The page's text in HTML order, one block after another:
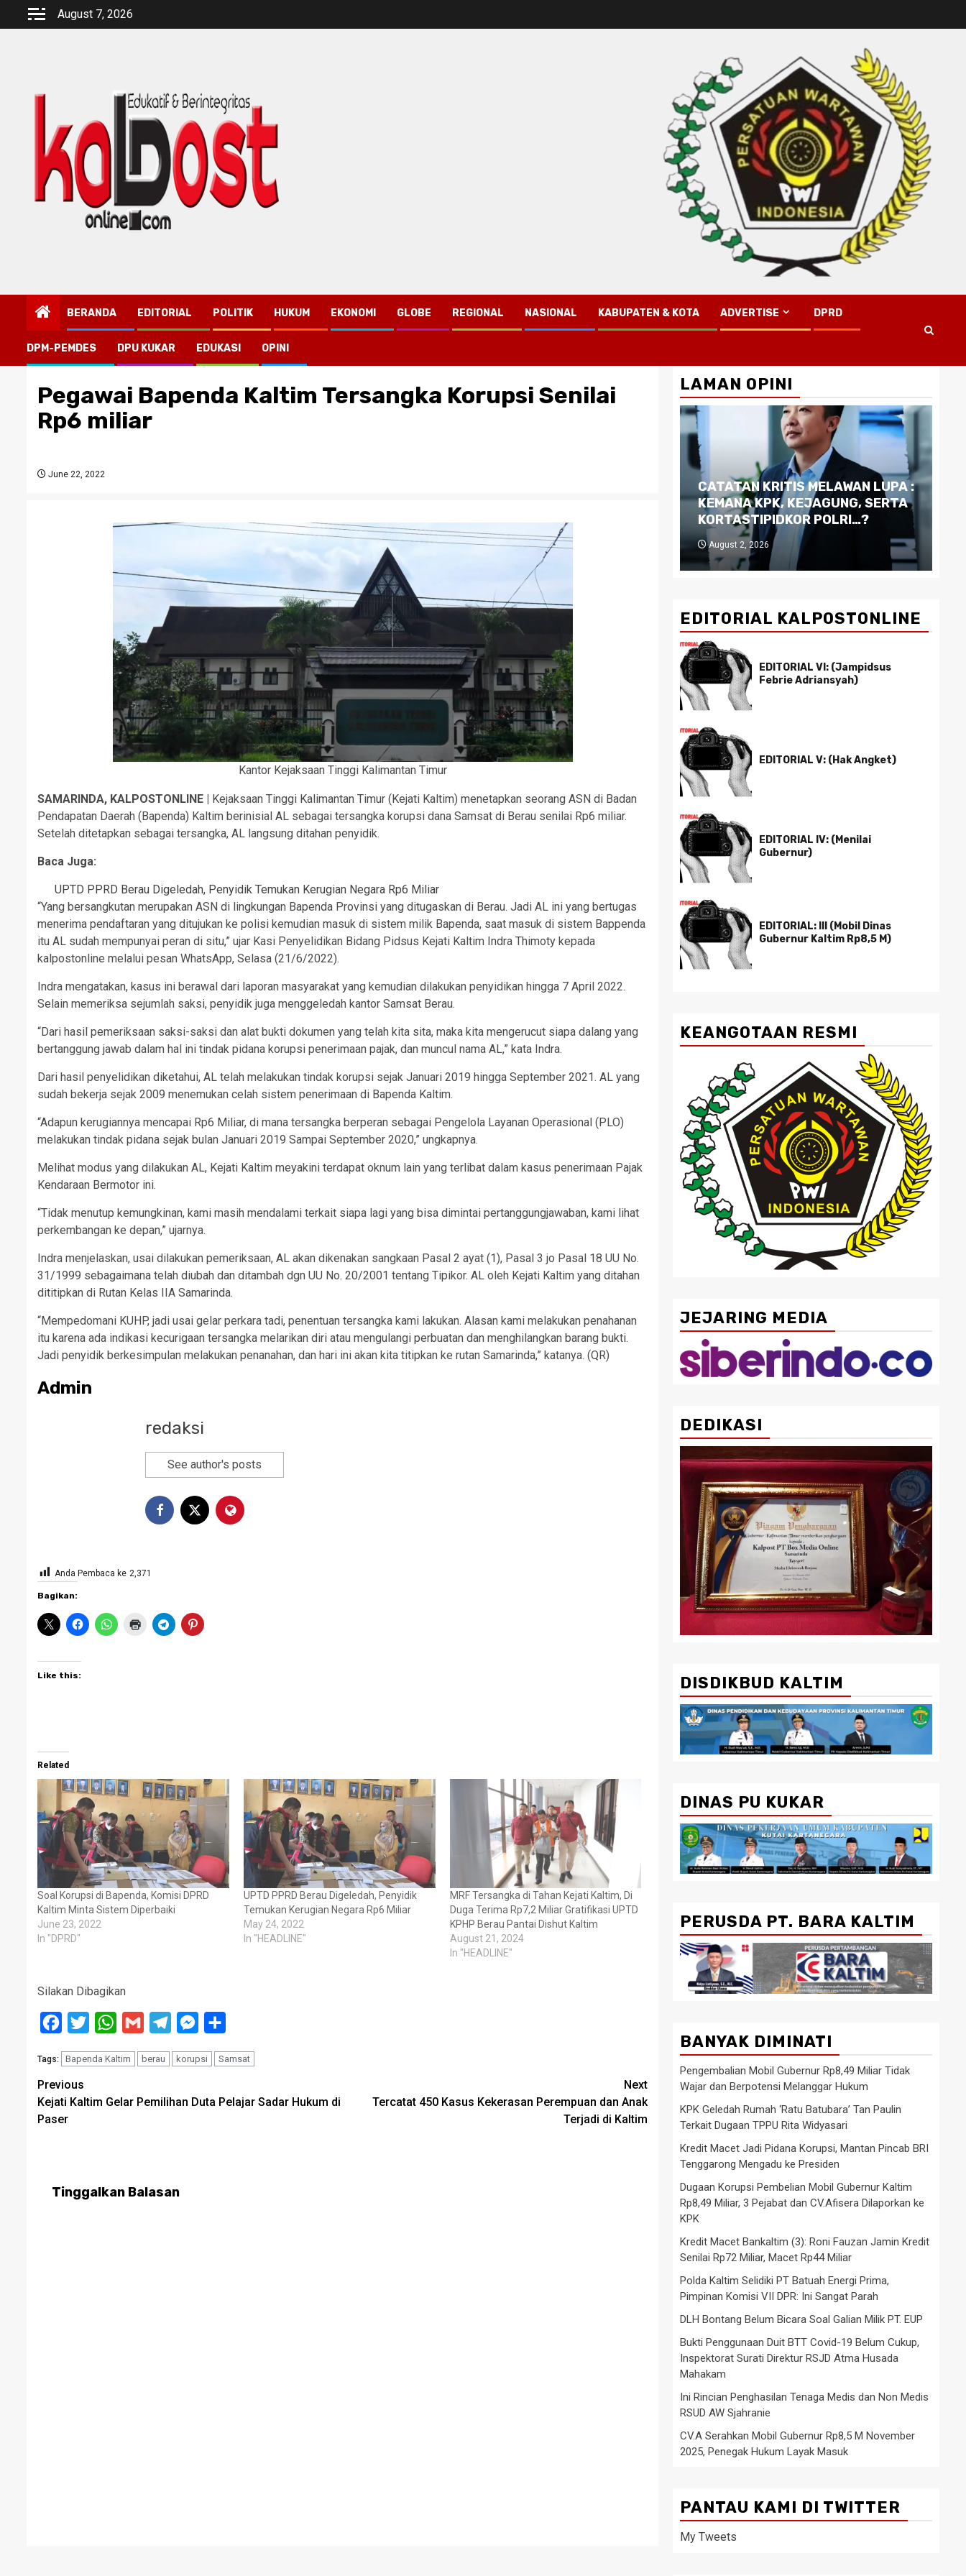
August 7, 2026
BERANDA EDITORIAL POLITIK HUKUM EKONOMI GLOBE REGIONAL NASIONAL KABUPATEN & KOTA ADVERTISE DPRD
DPM-PEMDES DPU KUKAR EDUKASI OPINI
Pegawai Bapenda Kaltim Tersangka Korupsi Senilai
Rp6 miliar
June 22, 2022
Kantor Kejaksaan Tinggi Kalimantan Timur
SAMARINDA, KALPOSTONLINE | Kejaksaan Tinggi Kalimantan Timur (Kejati Kaltim) menetapkan seorang ASN di Badan
Pendapatan Daerah (Bapenda) Kaltim berinisial AL sebagai tersangka korupsi dana Samsat di Berau senilai Rp6 miliar.
Setelah ditetapkan sebagai tersangka, AL langsung ditahan penyidik.
Baca Juga:
UPTD PPRD Berau Digeledah, Penyidik Temukan Kerugian Negara Rp6 Miliar
“Yang bersangkutan merupakan ASN di lingkungan Bapenda Provinsi yang ditugaskan di Berau. Jadi AL ini yang bertugas
menerima pendaftaran yang ditujukan ke polisi kemudian masuk di sistem milik Bapenda, saat masuk di sistem Bappenda
itu AL sudah mempunyai peran di situ,” ujar Kasi Penyelidikan Bidang Pidsus Kejati Kaltim Indra Thimoty kepada
kalpostonline melalui pesan WhatsApp, Selasa (21/6/2022).
Indra mengatakan, kasus ini berawal dari laporan masyarakat yang kemudian dilakukan penyidikan hingga 7 April 2022.
Selain memeriksa sejumlah saksi, penyidik juga menggeledah kantor Samsat Berau.
“Dari hasil pemeriksaan saksi-saksi dan alat bukti dokumen yang telah kita sita, maka kita mengerucut siapa dalang yang
bertanggung jawab dalam hal ini tindak pidana korupsi penerimaan pajak, dan muncul nama AL,” kata Indra.
Dari hasil penyelidikan diketahui, AL telah melakukan tindak korupsi sejak Januari 2019 hingga September 2021. AL yang
sudah bekerja sejak 2009 menemukan celah sistem penerimaan di Bapenda Kaltim.
“Adapun kerugiannya mencapai Rp6 Miliar, di mana tersangka berperan sebagai Pengelola Layanan Operasional (PLO)
melakukan tindak pidana sejak bulan Januari 2019 Sampai September 2020,” ungkapnya.
Melihat modus yang dilakukan AL, Kejati Kaltim meyakini terdapat oknum lain yang terlibat dalam kasus penerimaan Pajak
Kendaraan Bermotor ini.
“Tidak menutup kemungkinan, kami masih mendalami terkait siapa lagi yang bisa dimintai pertanggungjawaban, kami lihat
perkembangan ke depan,” ujarnya.
Indra menjelaskan, usai dilakukan pemeriksaan, AL akan dikenakan sangkaan Pasal 2 ayat (1), Pasal 3 jo Pasal 18 UU No.
31/1999 sebagaimana telah diubah dan ditambah dgn UU No. 20/2001 tentang Tipikor. AL oleh Kejati Kaltim yang ditahan
dititipkan di Rutan Kelas IIA Samarinda.
“Mempedomani KUHP, jadi usai gelar perkara tadi, penentuan tersangka kami lakukan. Alasan kami melakukan penahanan
itu karena ada indikasi kecurigaan tersangka melarikan diri atau mengulangi perbuatan dan menghilangkan barang bukti.
Jadi penyidik berkesimpulan melakukan penanahan, dan hari ini akan kita titipkan ke rutan Samarinda,” katanya. (QR)
Admin
redaksi
See author's posts
Anda Pembaca ke 2,371
Bagikan:
Like this:
Related
Soal Korupsi di Bapenda, Komisi DPRD
Kaltim Minta Sistem Diperbaiki
June 23, 2022
In "DPRD"
UPTD PPRD Berau Digeledah, Penyidik
Temukan Kerugian Negara Rp6 Miliar
May 24, 2022
In "HEADLINE"
MRF Tersangka di Tahan Kejati Kaltim, Di
Duga Terima Rp7,2 Miliar Gratifikasi UPTD
KPHP Berau Pantai Dishut Kaltim
August 21, 2024
In "HEADLINE"
Silakan Dibagikan
Facebook
Twitter WhatsApp
Gmail TelegramMessenger
Tags: Bapenda Kaltim berau korupsi Samsat
Post
navigation
Previous
Kejati Kaltim Gelar Pemilihan Duta Pelajar Sadar Hukum di
Paser
Next
Tercatat 450 Kasus Kekerasan Perempuan dan Anak
Terjadi di Kaltim
Tinggalkan Balasan
LAMAN OPINI
CATATAN KRITIS MELAWAN LUPA :
KEMANA KPK, KEJAGUNG, SERTA
KORTASTIPIDKOR POLRI…?
August 2, 2026
EDITORIAL KALPOSTONLINE
EDITORIAL VI: (Jampidsus
Febrie Adriansyah)
EDITORIAL V: (Hak Angket)
EDITORIAL IV: (Menilai
Gubernur)
EDITORIAL: III (Mobil Dinas
Gubernur Kaltim Rp8,5 M)
KEANGOTAAN RESMI
JEJARING MEDIA
DEDIKASI
DISDIKBUD KALTIM
DINAS PU KUKAR
PERUSDA PT. BARA KALTIM
BANYAK DIMINATI
Pengembalian Mobil Gubernur Rp8,49 Miliar Tidak
Wajar dan Berpotensi Melanggar Hukum
KPK Geledah Rumah ‘Ratu Batubara’ Tan Paulin
Terkait Dugaan TPPU Rita Widyasari
Kredit Macet Jadi Pidana Korupsi, Mantan Pincab BRI
Tenggarong Mengadu ke Presiden
Dugaan Korupsi Pembelian Mobil Gubernur Kaltim
Rp8,49 Miliar, 3 Pejabat dan CV.Afisera Dilaporkan ke
KPK
Kredit Macet Bankaltim (3): Roni Fauzan Jamin Kredit
Senilai Rp72 Miliar, Macet Rp44 Miliar
Polda Kaltim Selidiki PT Batuah Energi Prima,
Pimpinan Komisi VII DPR: Ini Sangat Parah
DLH Bontang Belum Bicara Soal Galian Milik PT. EUP
Bukti Penggunaan Duit BTT Covid-19 Belum Cukup,
Inspektorat Surati Direktur RSJD Atma Husada
Mahakam
Ini Rincian Penghasilan Tenaga Medis dan Non Medis
RSUD AW Sjahranie
CV.A Serahkan Mobil Gubernur Rp8,5 M November
2025, Penegak Hukum Layak Masuk
PANTAU KAMI DI TWITTER
My Tweets